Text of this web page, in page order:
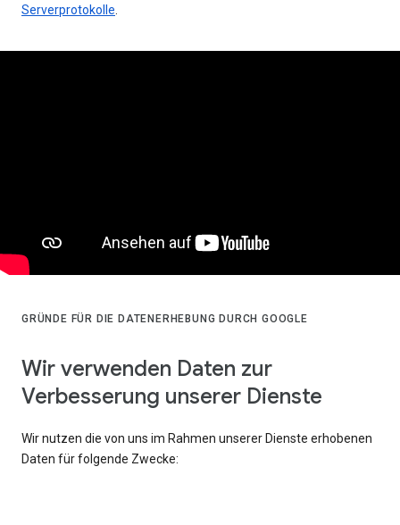
Serverprotokolle
GRÜNDE FÜR DIE DATENERHEBUNG DURCH GOOGLE
Wir verwenden Daten zur
Verbesserung unserer Dienste
Wir nutzen die von uns im Rahmen unserer Dienste erhobenen
Daten für folgende Zwecke: